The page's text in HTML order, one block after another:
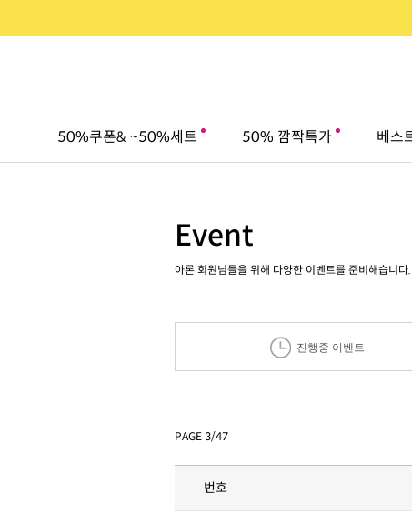
50%쿠폰& ~50%세트 50% 깜짝특가 베스
Event
아론 회원님들을 위해 다양한 이벤트를 준비해습니
진행중 이벤트
PAGE 3/47
번호